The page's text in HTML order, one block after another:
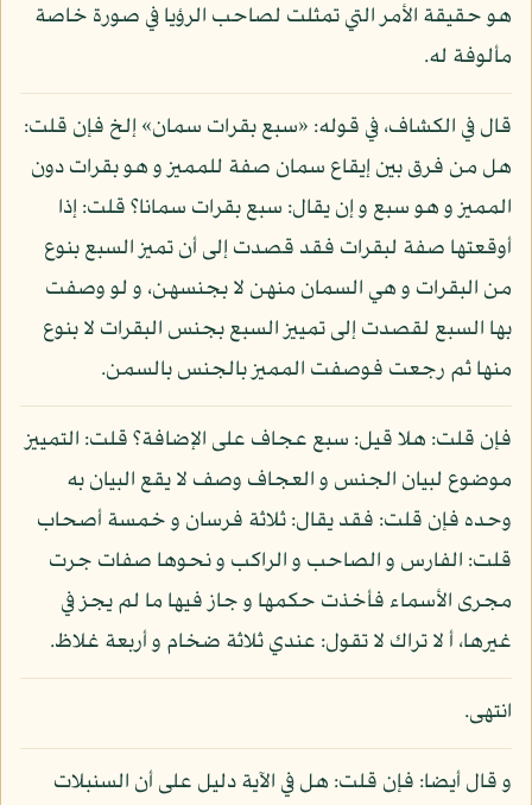
هو حقيقة الأمر التي تمثلت لصاحب الرؤيا في صورة خاصة
مألوفة له.
قال في الكشاف، في قوله: «سبع بقرات سمان» إلخ فإن قلت:
هل من فرق بين إيقاع سمان صفة للمميز و هو بقرات دون
المميز و هو سبع و إن يقال: سبع بقرات سمانا؟ قلت: إذا
أوقعتها صفة لبقرات فقد قصدت إلى أن تميز السبع بنوع
من البقرات و هي السمان منهن لا بجنسهن، و لو وصفت
بها السبع لقصدت إلى تمييز السبع بجنس البقرات لا بنوع
منها ثم رجعت فوصفت المميز بالجنس بالسمن.
فإن قلت: هلا قيل: سبع عجاف على الإضافة؟ قلت: التمييز
موضوع لبيان الجنس و العجاف وصف لا يقع البيان به
وحده فإن قلت: فقد يقال: ثلاثة فرسان و خمسة أصحاب
قلت: الفارس و الصاحب و الراكب و نحوها صفات جرت
مجرى الأسماء فأخذت حكمها و جاز فيها ما لم يجز في
غيرها، أ لا تراك لا تقول: عندي ثلاثة ضخام و أربعة غلاظ.
انتهى.
و قال أيضا: فإن قلت: هل في الآية دليل على أن السنبلات